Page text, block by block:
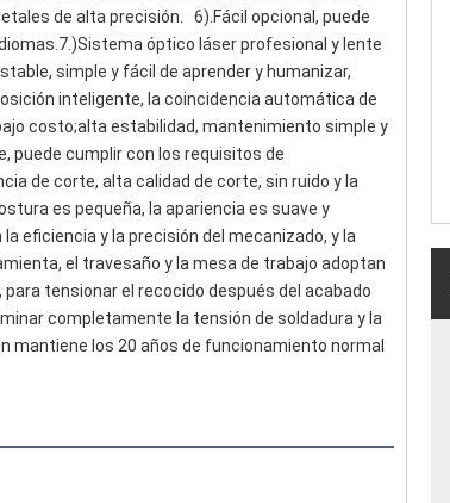
de alta precisión.   6).Fácil opcional, puede
óptico láser profesional y lente
simple y fácil de aprender y humanizar,
inteligente, la coincidencia automática de
costo;alta estabilidad, mantenimiento simple y
puede cumplir con los requisitos de
de corte, alta calidad de corte, sin ruido y la
es pequeña, la apariencia es suave y
eficiencia y la precisión del mecanizado, y la
el travesaño y la mesa de trabajo adoptan
tensionar el recocido después del acabado
completamente la tensión de soldadura y la
los 20 años de funcionamiento normal